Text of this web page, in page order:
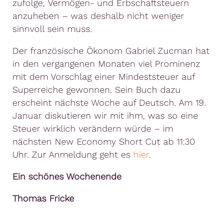
zufolge, Vermögen- und Erbschaftsteuern
anzuheben – was deshalb nicht weniger
sinnvoll sein muss.
Der französische Ökonom Gabriel Zucman hat
in den vergangenen Monaten viel Prominenz
mit dem Vorschlag einer Mindeststeuer auf
Superreiche gewonnen. Sein Buch dazu
erscheint nächste Woche auf Deutsch. Am 19.
Januar diskutieren wir mit ihm, was so eine
Steuer wirklich verändern würde – im
nächsten New Economy Short Cut ab 11:30
Uhr. Zur Anmeldung geht es ​ hier​.
Ein schönes Wochenende
Thomas Fricke